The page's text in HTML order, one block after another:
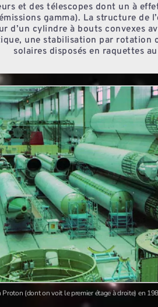
et des télescopes dont un à
gamma). La structure de
d’un cylindre à bouts convexes
une stabilisation par rotation
solaires disposés en raquettes
(dont on voit le premier étage à droite) en